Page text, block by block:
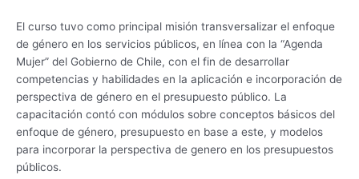
El curso tuvo como principal misión transversalizar el enfoque
de género en los servicios públicos, en línea con la “Agenda
Mujer” del Gobierno de Chile, con el fin de desarrollar
competencias y habilidades en la aplicación e incorporación de
perspectiva de género en el presupuesto público. La
capacitación contó con módulos sobre conceptos básicos del
enfoque de género, presupuesto en base a este, y modelos
para incorporar la perspectiva de genero en los presupuestos
públicos.